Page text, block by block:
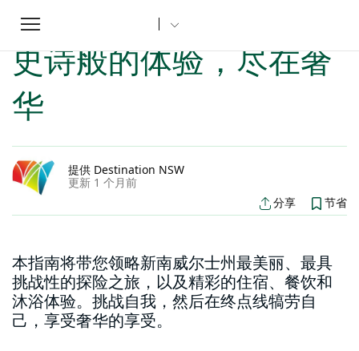
Toggle
navigation
家
史诗般的体验，尽在奢
华
提供 Destination NSW
更新 1 个月前
分享 节省
本指南将带您领略新南威尔士州最美丽、最具
挑战性的探险之旅，以及精彩的住宿、餐饮和
沐浴体验。挑战自我，然后在终点线犒劳自
己，享受奢华的享受。